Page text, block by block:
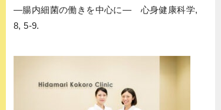
―腸内細菌の働きを中心に― 心身健康科学,
8, 5-9.